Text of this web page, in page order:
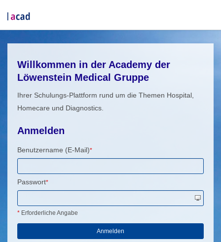
Willkommen in der Academy der
Löwenstein Medical Gruppe
Ihrer Schulungs-Plattform rund um die Themen Hospital,
Homecare und Diagnostics.
Anmelden
Benutzername (E-Mail)*
Passwort*
* Erforderliche Angabe
Anmelden